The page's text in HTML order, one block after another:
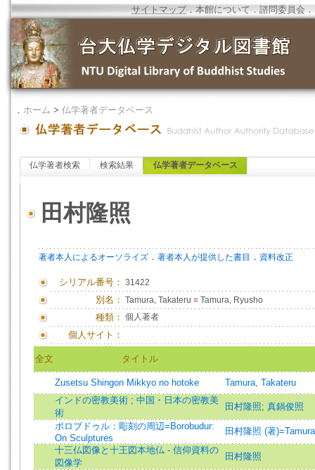
サイトマップ．本館について ．諮問委員会 ．
． ホーム > 仏学著者データベース
仏学著者検索 検索結果 仏学著者データベース
田村隆照
著者本人によるオーソライズ ． 著者本人が提供した書目 ． 資料改正
シリアル番号： 31422
別名： Tamura, Takateru = Tamura, Ryusho
種類： 個人著者
個人サイト：
全文 タイトル
Zusetsu Shingon Mikkyo no hotoke
Tamura, Takateru
インドの密教美術 ; 中国・日本の密教美
術
田村隆照; 真鍋俊照
ボロブドゥル：彫刻の周辺=Borobudur:
On Sculptures
田村隆照 (著
十三仏図像と十王図本地仏 - 信仰資料の
図像学
田村隆照